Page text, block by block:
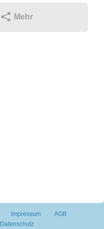
Mehr
Impressum
AGB
Datenschutz